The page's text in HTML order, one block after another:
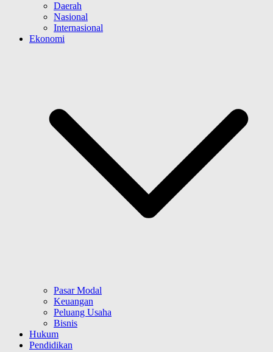
Daerah
Nasional
Internasional
Ekonomi
Pasar Modal
Keuangan
Peluang Usaha
Bisnis
Hukum
Pendidikan